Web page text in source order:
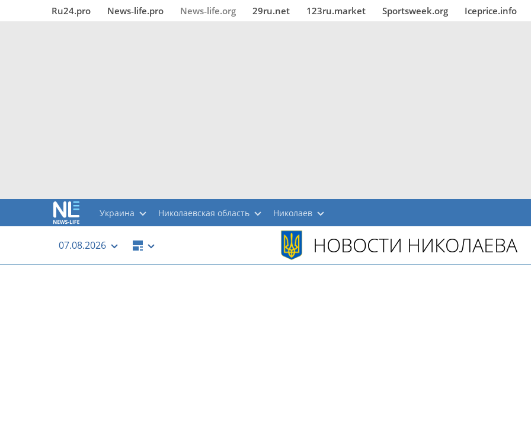
Ru24.pro News‑life.pro News‑life.org 29ru.net 123ru.market Sportsweek.org Iceprice.info
Украина Николаевская область Николаев
07.08.2026 НОВОСТИ НИКОЛАЕВА